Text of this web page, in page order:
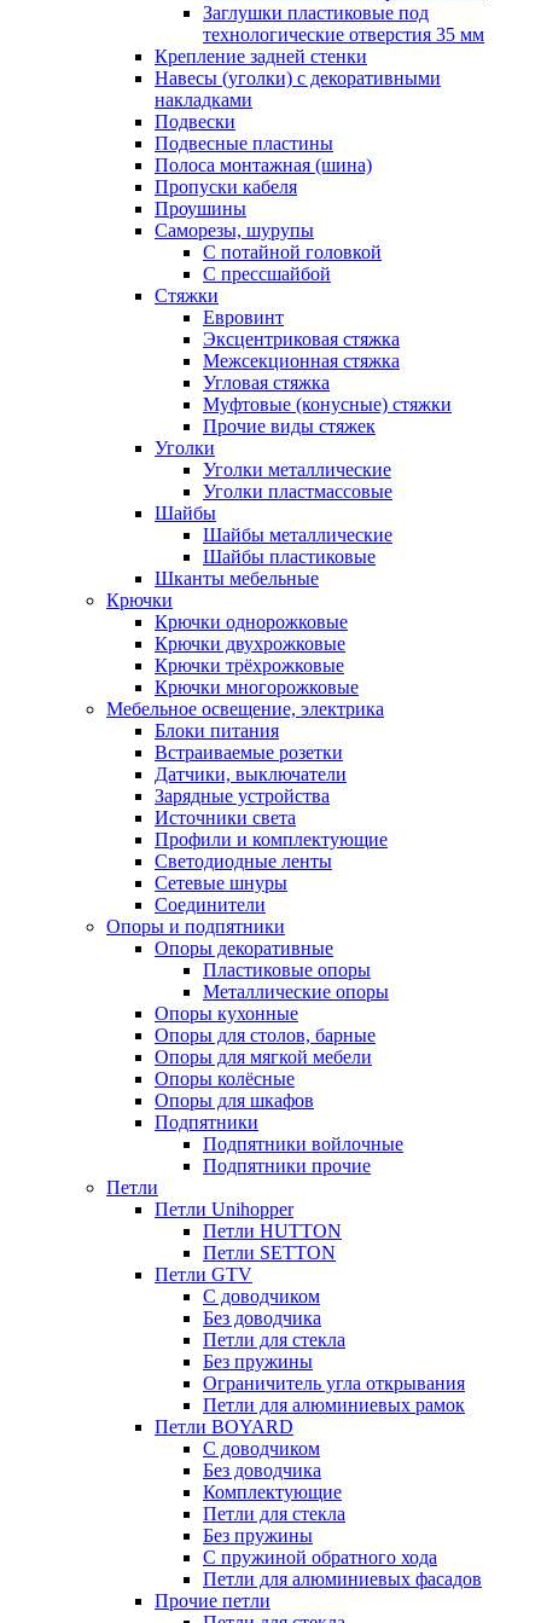
Заглушки пластиковые под
технологические отверстия 35 мм
Крепление задней стенки
Навесы (уголки) с декоративными
накладками
Подвески
Подвесные пластины
Полоса монтажная (шина)
Пропуски кабеля
Проушины
Саморезы, шурупы
С потайной головкой
С прессшайбой
Стяжки
Евровинт
Эксцентриковая стяжка
Межсекционная стяжка
Угловая стяжка
Муфтовые (конусные) стяжки
Прочие виды стяжек
Уголки
Уголки металлические
Уголки пластмассовые
Шайбы
Шайбы металлические
Шайбы пластиковые
Шканты мебельные
Крючки
Крючки однорожковые
Крючки двухрожковые
Крючки трёхрожковые
Крючки многорожковые
Мебельное освещение, электрика
Блоки питания
Встраиваемые розетки
Датчики, выключатели
Зарядные устройства
Источники света
Профили и комплектующие
Светодиодные ленты
Сетевые шнуры
Соединители
Опоры и подпятники
Опоры декоративные
Пластиковые опоры
Металлические опоры
Опоры кухонные
Опоры для столов, барные
Опоры для мягкой мебели
Опоры колёсные
Опоры для шкафов
Подпятники
Подпятники войлочные
Подпятники прочие
Петли
Петли Unihopper
Петли HUTTON
Петли SETTON
Петли GTV
С доводчиком
Без доводчика
Петли для стекла
Без пружины
Ограничитель угла открывания
Петли для алюминиевых рамок
Петли BOYARD
С доводчиком
Без доводчика
Комплектующие
Петли для стекла
Без пружины
С пружиной обратного хода
Петли для алюминиевых фасадов
Прочие петли